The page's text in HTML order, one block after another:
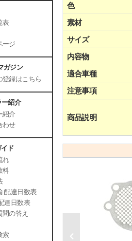
表
ージ
ガジン
登録はこちら
紹介
紹介
わせ
ド
れ
料
配達日数表
達日数表
の答え
索
色
素材
サイズ
内容物
適合車種
注意事項
商品説明